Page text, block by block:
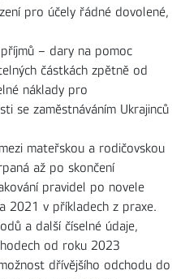
pro účely řádné dovolené,
– dary na pomoc
částkách zpětně od
náklady pro
se zaměstnáváním Ukrajinců
mateřskou a rodičovskou
až po skončení
pravidel po novele
2021 v příkladech z praxe.
a další číselné údaje,
od roku 2023
dřívějšího odchodu do